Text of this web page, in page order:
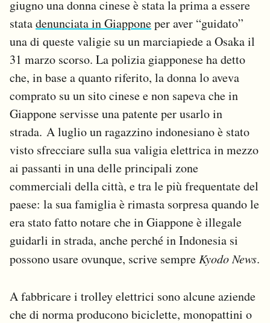
giugno una donna cinese è stata la prima a essere
statadenunciata in Giapponeper aver “guidato”
una di queste valigie su un marciapiede a Osaka il
31 marzo scorso. La polizia giapponese ha detto
che, in base a quanto riferito, la donna lo aveva
comprato su un sito cinese e non sapeva che in
Giappone servisse una patente per usarlo in
strada. A luglio un ragazzino indonesiano è stato
visto sfrecciare sulla sua valigia elettrica in mezzo
ai passanti in una delle principali zone
commerciali della città, e tra le più frequentate del
paese: la sua famiglia è rimasta sorpresa quando le
era stato fatto notare che in Giappone è illegale
guidarli in strada, anche perché in Indonesia si
possono usare ovunque, scrive sempre Kyodo News.
A fabbricare i trolley elettrici sono alcune aziende
che di norma producono biciclette, monopattini o